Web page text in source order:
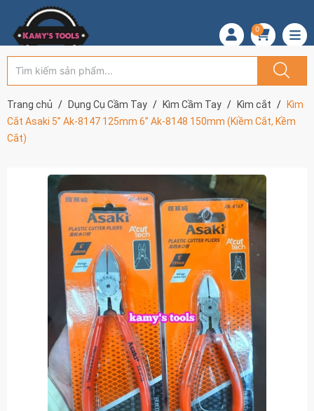
0
Trang chủ Dụng Cụ Cầm Tay Kìm Cầm Tay Kìm cắt
Kìm
Cắt Asaki 5” Ak-8147 125mm 6” Ak-8148 150mm (Kiềm Cắt, Kềm
Cắt)